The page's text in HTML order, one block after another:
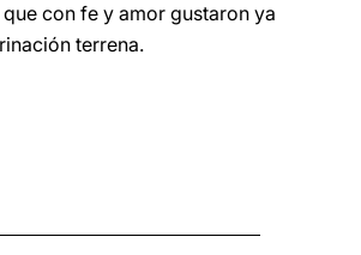
con fe y amor gustaron ya
terrena.